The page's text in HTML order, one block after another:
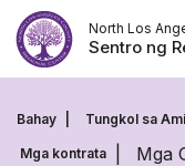
Laktawan
ang
nilalaman
North Los
Sentro ng
Bahay Tungkol sa
Mga kontrata Mga